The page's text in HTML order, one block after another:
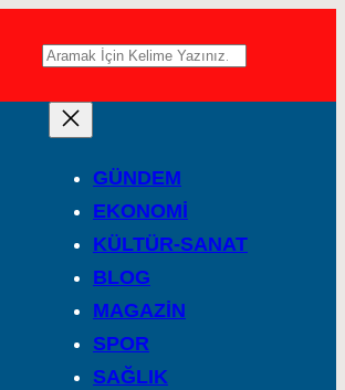
A
GÜNDEM
EKONOMİ
KÜLTÜR-SANAT
BLOG
MAGAZİN
SPOR
SAĞLIK